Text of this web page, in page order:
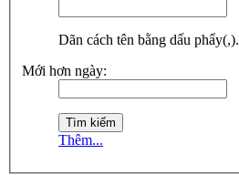
Dãn cách tên bằng dấu phẩy(,).
Mới hơn ngày:
Thêm...